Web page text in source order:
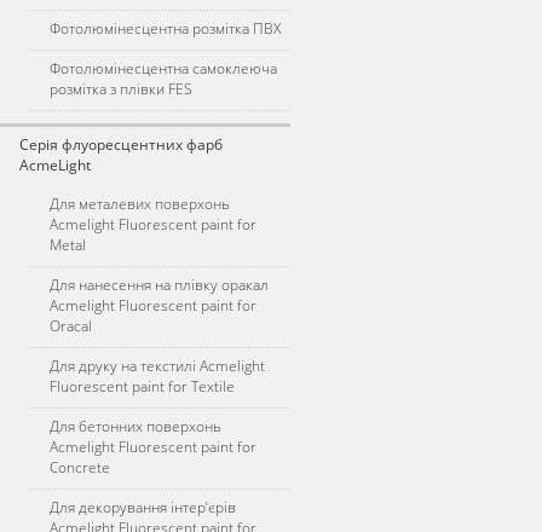
Фотолюмінесцентна розмітка ПВХ
Фотолюмінесцентна самоклеюча
розмітка з плівки FES
Серія флуоресцентних фарб
AcmeLight
Для металевих поверхонь
Acmelight Fluorescent paint for
Metal
Для нанесення на плівку оракал
Acmelight Fluorescent paint for
Oracal
Для друку на текстилі Acmelight
Fluorescent paint for Textile
Для бетонних поверхонь
Acmelight Fluorescent paint for
Concrete
Для декорування інтер’єрів
Acmelight Fluorescent paint for